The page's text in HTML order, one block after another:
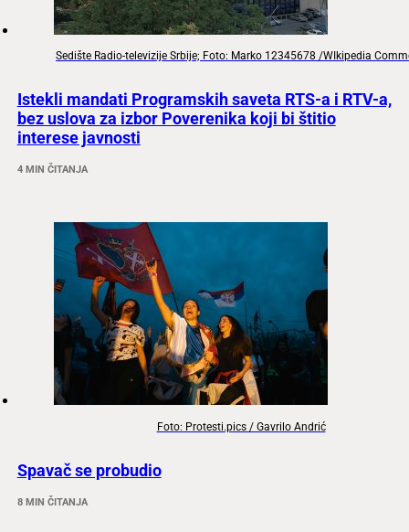
Sedište Radio-televizije Srbije; Foto: Marko 12345678 /WIkipedia
Istekli mandati Programskih saveta RTS-a i RTV-a,
bez uslova za izbor Poverenika koji bi štitio
interese javnosti
4 MIN ČITANJA
Foto: Protesti.pics / Gavrilo Andrić
Spavač se probudio
8 MIN ČITANJA